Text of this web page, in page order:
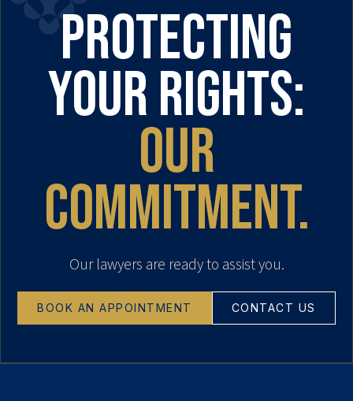
Protecting
your rights:
our
commitment.
Our lawyers are ready to assist you.
BOOK AN APPOINTMENT CONTACT US